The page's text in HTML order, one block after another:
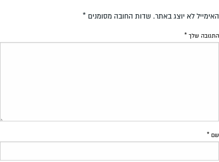
האימייל לא יוצג באתר. שדות החובה מסומנים *
התגובה שלך *
שם *